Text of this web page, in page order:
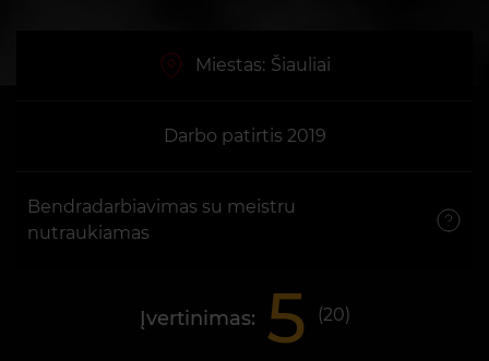
Miestas: Šiauliai
Darbo patirtis 2019
Bendradarbiavimas su meistru
nutraukiamas
Įvertinimas: 5 (20)